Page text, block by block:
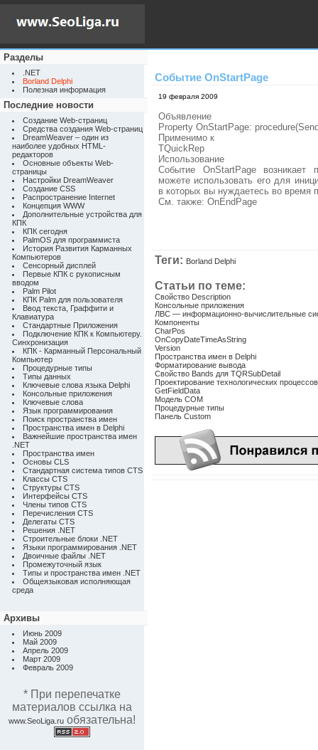
Разделы
.NET
Borland Delphi
Полезная информация
Последние новости
Создание Web-страниц
Средства создания Web-страниц
DreamWeaver – один из
наиболее удобных HTML-
редакторов
Основные объекты Web-
страницы
Настройки DreamWeaver
Создание CSS
Распространение Internet
Концепция WWW
Дополнительные устройства для
КПК
КПК сегодня
PalmOS для программиста
История Развития Карманных
Компьютеров
Сенсорный дисплей
Первые КПК с рукописным
вводом
Palm Pilot
КПК Palm для пользователя
Ввод текста, Граффити и
Клавиатура
Стандартные Приложения
Подключение КПК к Компьютеру.
Синхронизация
КПК - Карманный Персональный
Компьютер
Процедурные типы
Типы данных
Ключевые слова языка Delphi
Консольные приложения
Ключевые слова
Язык программирования
Поиск пространства имен
Пространства имен в Delphi
Важнейшие пространства имен
.NET
Пространства имен
Основы CLS
Стандартная система типов CTS
Классы CTS
Структуры CTS
Интерфейсы CTS
Члены типов CTS
Перечисления CTS
Делегаты CTS
Решения .NET
Строительные блоки .NET
Языки программирования .NET
Двоичные файлы .NET
Промежуточный язык
Типы и пространства имен .NET
Общеязыковая исполняющая
среда
Архивы
Июнь 2009
Май 2009
Апрель 2009
Март 2009
Февраль 2009
* При перепечатке
материалов ссылка на
www.SeoLiga.ru обязательна!
Событие OnStartPage
19 февраля 2009
Объявление
Property OnStartPage:
Применимо к
TQuickRep
Использование
Событие OnStartPage
можете использовать его для
в которых вы нуждаетесь во время
См. также: OnEndPage
Теги: Borland Delphi
Статьи по теме:
Свойство Description
Консольные приложения
ЛВС — информационно-вычислительные
Компоненты
CharPos
OnCopyDateTimeAsString
Version
Пространства имен в Delphi
Форматирование вывода
Свойство Bands для TQRSubDetail
Проектирование технологических
GetFieldData
Модель СОМ
Процедурные типы
Панель Custom